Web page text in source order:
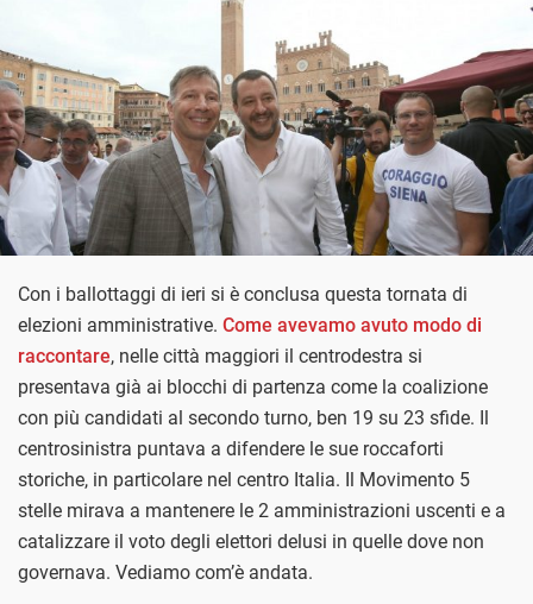
Con i ballottaggi di ieri si è conclusa questa tornata di
elezioni amministrative. Come avevamo avuto modo di
raccontare, nelle città maggiori il centrodestra si
presentava già ai blocchi di partenza come la coalizione
con più candidati al secondo turno, ben 19 su 23 sfide. Il
centrosinistra puntava a difendere le sue roccaforti
storiche, in particolare nel centro Italia. Il Movimento 5
stelle mirava a mantenere le 2 amministrazioni uscenti e a
catalizzare il voto degli elettori delusi in quelle dove non
governava. Vediamo com’è andata.